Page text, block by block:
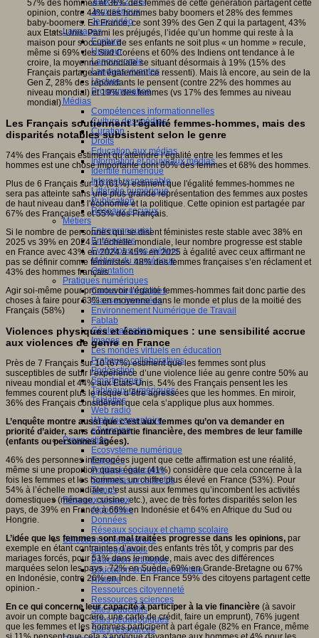
Jeux sérieux
Jeux vidéo
Langages
Ecriture
Humour
Langue orale
Langues vivantes
Lecture
Programmation
Médias
Compétences informationnelles
Culture des médias
Curation
Droits
Education aux médias
Information et nouveaux médias
Identité numérique
Internet responsable
Littératie numérique
Publication
Réseaux sociaux
Métiers
Entrepreneuriat
Entreprises
Evolutions des métiers
Métiers du numérique
Orientation
Pratiques numériques
Cartes heuristiques
Classes inversées
Environnement Numérique de Travail
Fablab
Géolocalisation
Images
Les mondes virtuels en éducation
Pratiques collaboratives
Podcasting
Smartphones
Tableaux numériques
Tablettes
Web radio
Webdocumentaire
eTwinning
Prospective
Ecosystème numérique
Espaces
Politique éducative
Scénarios prospectifs
Temps
Réseaux sociaux
Algorithme
Données
Réseaux sociaux et champ scolaire
Sélection de ressources
Bibliographies
Education artistique
Education environnementale
Histoire
Ressources citoyenneté
Ressources sciences
Sites éducatifs
Sites pédagogiques
Sites ressources
57% des hommes et 36% des femmes de cette génération partagent cette
opinion, contre 44% des hommes baby boomers et 28% des femmes
baby-boomers. En France, ce sont 39% des Gen Z qui la partagent, 43%
aux Etats-Unis. Parmi les préjugés, l’idée qu’un homme qui reste à la
maison pour s'occuper de ses enfants ne soit plus « un homme » recule,
même si 69% des Sud Coréens et 60% des Indiens ont tendance à le
croire, la moyenne mondiale se situant désormais à 19% (15% des
Français partageant également ce ressenti). Mais là encore, au sein de la
Gen Z, 28% des répondants le pensent (contre 22% des hommes au
niveau mondial) et 19% des femmes (vs 17% des femmes au niveau
mondial).
Les Français soutiennent l'égalité femmes-hommes, mais des
disparités notables subsistent selon le genre
74% des Français estiment qu’atteindre l’égalité entre les femmes et les
hommes est une chose importante dont 80% des femmes et 68% des hommes.
Plus de 6 Français sur 10 (61%) estiment que l'égalité femmes-hommes ne
sera pas atteinte sans une plus grande représentation des femmes aux postes
de haut niveau dans l'économie et la politique. Cette opinion est partagée par
67% des Françaises et 55% des Français.
Si le nombre de personnes qui se disent féministes reste stable avec 38% en
2025 vs 39% en 2024 à l’échelle mondiale, leur nombre progresse est stable
en France avec 43% en 2024 à 45% en 2025 à égalité avec ceux affirmant ne
pas se définir comme féministes. 48% des femmes françaises s’en réclament et
43% des hommes français.
Agir soi-même pour promouvoir l’égalité femmes-hommes fait donc partie des
choses à faire pour 63% en moyenne dans le monde et plus de la moitié des
Français (58%)
Violences physiques et économiques : une sensibilité accrue
aux violences de genre en France
Près de 7 Français sur 10 (67%) estiment que les femmes sont plus
susceptibles de subir l’expérience d’une violence liée au genre contre 50% au
niveau mondial et 44% aux Etats-Unis. 54% des Français pensent les les
femmes courent plus le risque d’être agressées que les hommes. En miroir,
36% des Français considèrent que cela s’applique plus aux hommes.
L’enquête montre aussi que c’est aux femmes qu’on va demander en
priorité d’aider, sans contrepartie financière, des membres de leur famille
(enfants ou personnes âgées).
46% des personnes interrogées jugent que cette affirmation est une réalité,
même si une proportion quasi égale (41%) considère que cela concerne à la
fois les femmes et les hommes, un chiffre plus élevé en France (53%). Pour
54% à l’échelle mondiale, c’est aussi aux femmes qu’incombent les activités
domestiques (ménage, cuisine, etc.), avec de très fortes disparités selon les
pays, de 39% en France à 66% en Indonésie et 64% en Afrique du Sud ou
Hongrie.
L’idée que les femmes sont mal traitées progresse dans les opinions, par
exemple en étant contraintes d’avoir des enfants très tôt, y compris par des
mariages forcés, pour 51% dans le monde, mais avec des différences
marquées selon les pays : 72% en Suède, 69% en Grande-Bretagne ou 67%
en Indonésie, contre 26% en Inde. En France 59% des citoyens partagent cette
opinion.-
En ce qui concerne leur capacité à participer à la vie financière (à savoir
avoir un compte bancaire, une carte de crédit, faire un emprunt), 76% jugent
que les femmes et les hommes participent à part égale (82% en France, même